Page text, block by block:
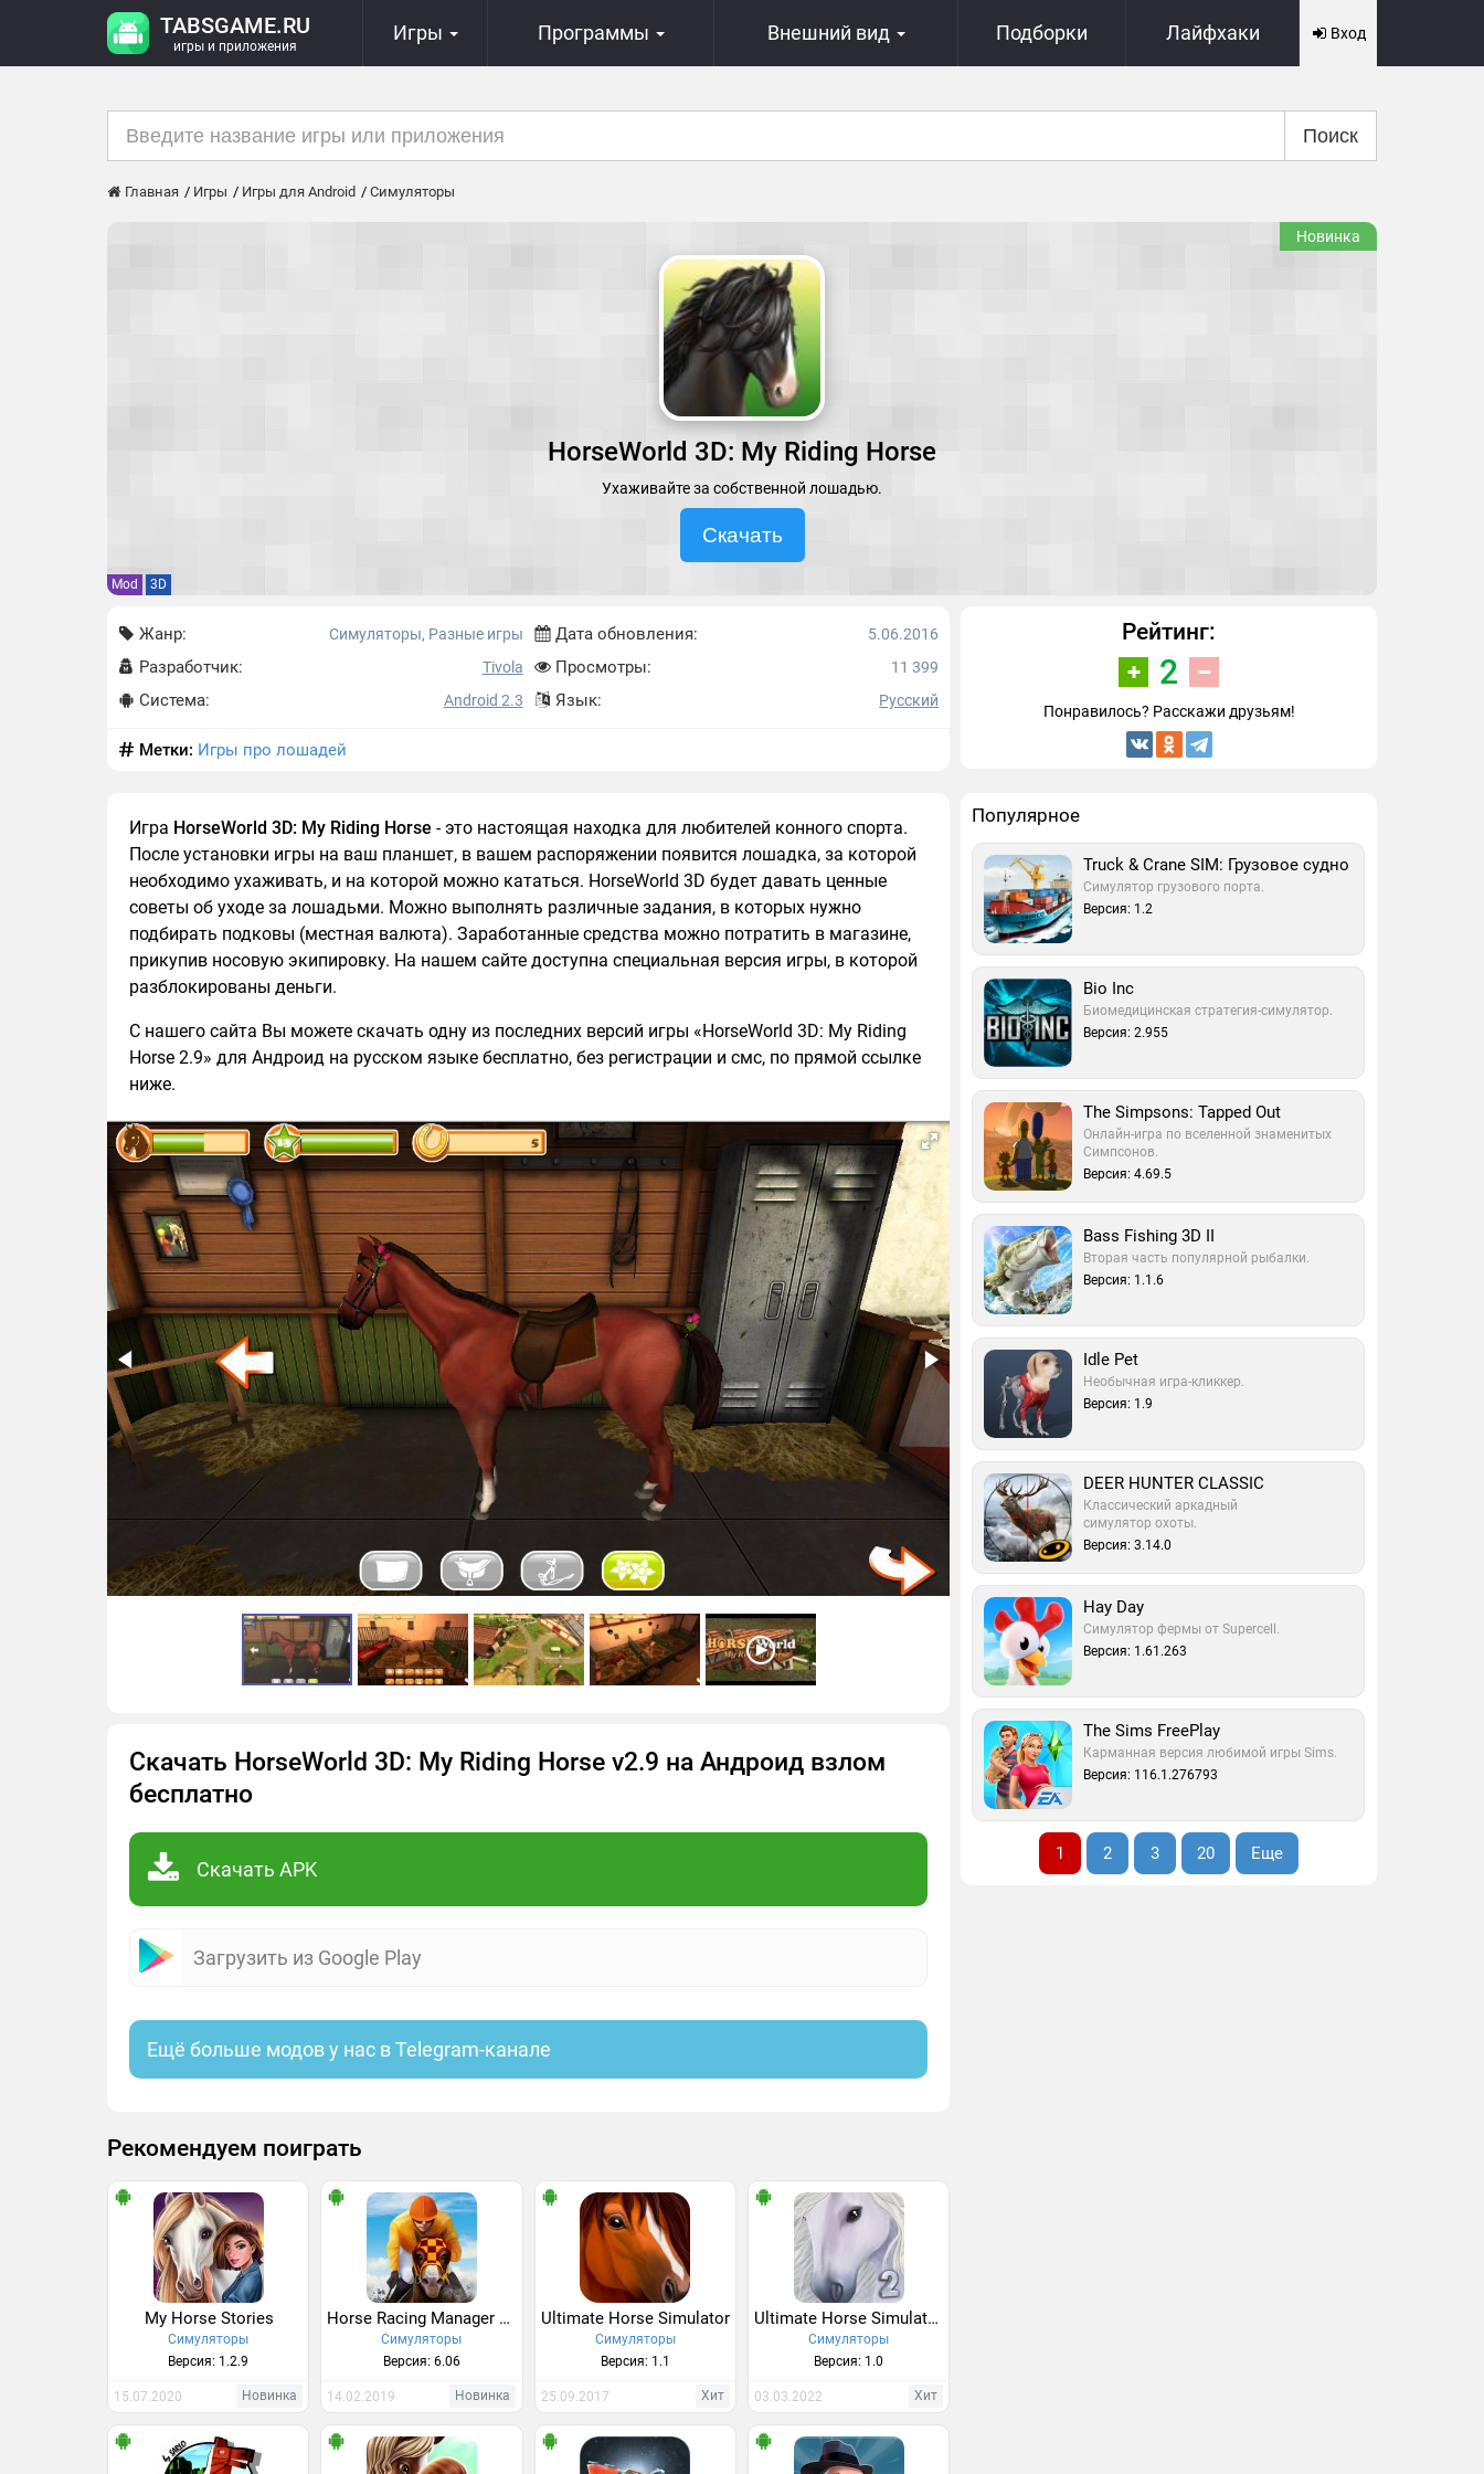
TABSGAME.RU
игры и приложения
Игры Программы Внешний вид Подборки Лайфхаки Вход
Поиск
Главная Игры Игры для Android Симуляторы
Новинка
HorseWorld 3D: My Riding Horse
Ухаживайте за собственной лошадью.
Скачать
Mod 3D
Жанр: Симуляторы, Разные игры
Разработчик: Tivola
Система: Android 2.3
Дата обновления: 5.06.2016
Просмотры: 11 399
Язык: Русский
Метки: Игры про лошадей
Рейтинг:
2
Понравилось? Расскажи друзьям!
Игра HorseWorld 3D: My Riding Horse - это настоящая находка для любителей конного спорта.
После установки игры на ваш планшет, в вашем распоряжении появится лошадка, за которой
необходимо ухаживать, и на которой можно кататься. HorseWorld 3D будет давать ценные
советы об уходе за лошадьми. Можно выполнять различные задания, в которых нужно
подбирать подковы (местная валюта). Заработанные средства можно потратить в магазине,
прикупив носовую экипировку. На нашем сайте доступна специальная версия игры, в которой
разблокированы деньги.
С нашего сайта Вы можете скачать одну из последних версий игры «HorseWorld 3D: My Riding
Horse 2.9» для Андроид на русском языке бесплатно, без регистрации и смс, по прямой ссылке
ниже.
Скачать HorseWorld 3D: My Riding Horse v2.9 на Андроид взлом
бесплатно
Скачать APK
Загрузить из Google Play
Ещё больше модов у нас в Telegram-канале
Рекомендуем поиграть
My Horse Stories
Симуляторы
Версия: 1.2.9
15.07.2020 Новинка
Horse Racing Manager 2018
Симуляторы
Версия: 6.06
14.02.2019 Новинка
Ultimate Horse Simulator
Симуляторы
Версия: 1.1
25.09.2017 Хит
Ultimate Horse Simulator 2
Симуляторы
Версия: 1.0
03.03.2022 Хит
Популярное
Truck & Crane SIM: Грузовое судно
Симулятор грузового порта.
Версия: 1.2
Bio Inc
Биомедицинская стратегия-симулятор.
Версия: 2.955
The Simpsons: Tapped Out
Онлайн-игра по вселенной знаменитых
Симпсонов.
Версия: 4.69.5
Bass Fishing 3D II
Вторая часть популярной рыбалки.
Версия: 1.1.6
Idle Pet
Необычная игра-кликкер.
Версия: 1.9
DEER HUNTER CLASSIC
Классический аркадный
симулятор охоты.
Версия: 3.14.0
Hay Day
Симулятор фермы от Supercell.
Версия: 1.61.263
The Sims FreePlay
Карманная версия любимой игры Sims.
Версия: 116.1.276793
1 2 3 20 Еще